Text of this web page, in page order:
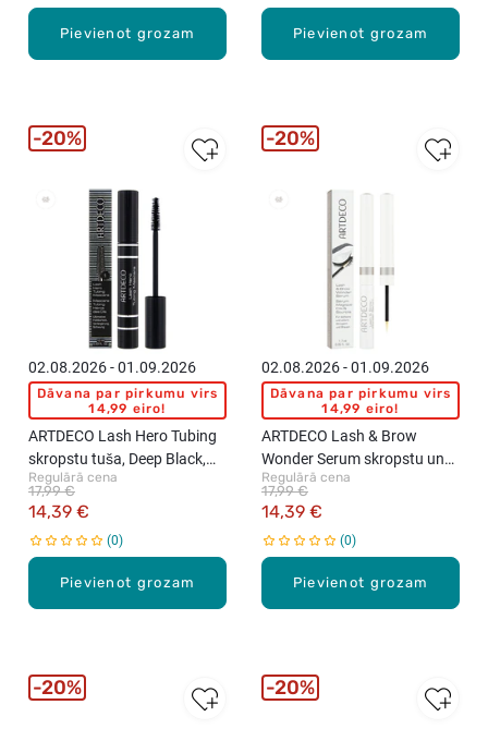
Pievienot grozam Pievienot grozam
Pievienot grozam
02.08.2026 - 01.09.2026
Dāvana par pirkumu virs
14,99 eiro!
ARTDECO Lash Hero Tubing
skropstu tuša, Deep Black,
10ml
Regulārā cena
14,39 €
17,99 €
0
20%
Pievienot grozam
02.08.2026 - 01.09.2026
Dāvana par pirkumu virs
14,99 eiro!
ARTDECO Lash & Brow
Wonder Serum skropstu un
uzacu serums, 1.7ml
Regulārā cena
14,39 €
17,99 €
0
20%
20% 20%